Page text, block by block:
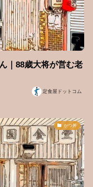
｜88歳大将が営む老
定食屋ドットコム
かつ丼